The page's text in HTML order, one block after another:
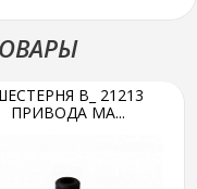
В_ 21213
ПРИВОДА МА...